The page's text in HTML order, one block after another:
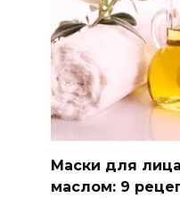
Маски для
маслом: 9